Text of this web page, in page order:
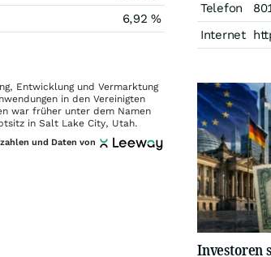
6,92 %
Entwicklung und Vermarktung
in den Vereinigten
war früher unter dem Namen
in Salt Lake City, Utah.
und Daten von
Telefon
Internet
Investoren